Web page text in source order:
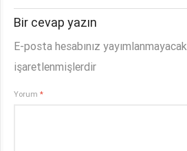
Bir cevap yazın
E-posta hesabınız yayımlanmayacak.
işaretlenmişlerdir
Yorum*